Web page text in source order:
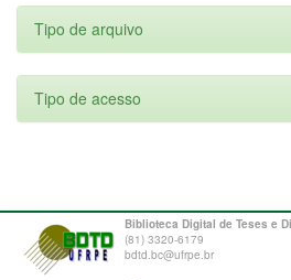
Tipo de arquivo
Tipo de acesso
Biblioteca Digital de Teses e
(81) 3320-6179
bdtd.bc@ufrpe.br